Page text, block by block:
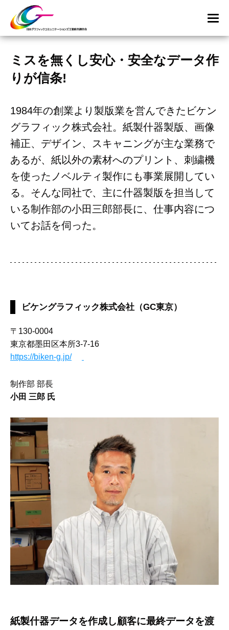
ミスを無くし安心・安全なデータ作
りが信条!
1984年の創業より製版業を営んできたビケン
グラフィック株式会社。紙製什器製版、画像
補正、デザイン、スキャニングが主な業務で
あるが、紙以外の素材へのプリント、刺繍機
を使ったノベルティ製作にも事業展開してい
る。そんな同社で、主に什器製版を担当して
いる制作部の小田三郎部長に、仕事内容につ
いてお話を伺った。
ビケングラフィック株式会社（GC東京）
〒130-0004
東京都墨田区本所3-7-16
https://biken-g.jp/
制作部 部長
小田 三郎 氏
紙製什器データを作成し顧客に最終データを渡